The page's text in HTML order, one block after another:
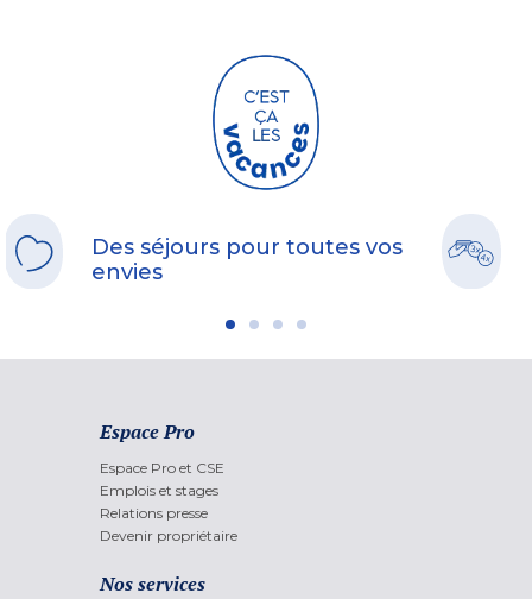
Des séjours pour toutes vos
envies
Espace Pro
Espace Pro et CSE
Emplois et stages
Relations presse
Devenir propriétaire
Nos services